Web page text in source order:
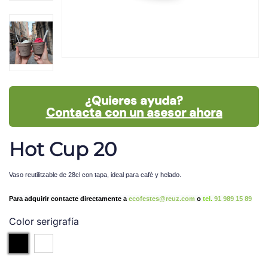
¿Quieres ayuda?
Contacta con un asesor ahora
Hot Cup 20
Vaso reutilitzable de 28cl con tapa, ideal para cafè y helado.
Para adquirir contacte directamente a ecofestes@reuz.com o tel. 91 989 15 89
Color serigrafía